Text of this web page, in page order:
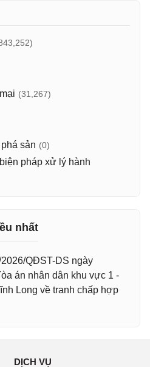
(31,267)
sản (0)
pháp xử lý hành
nhất
QĐST-DS ngày
án nhân dân khu vực 1 -
Long về tranh chấp hợp
DỊCH VỤ